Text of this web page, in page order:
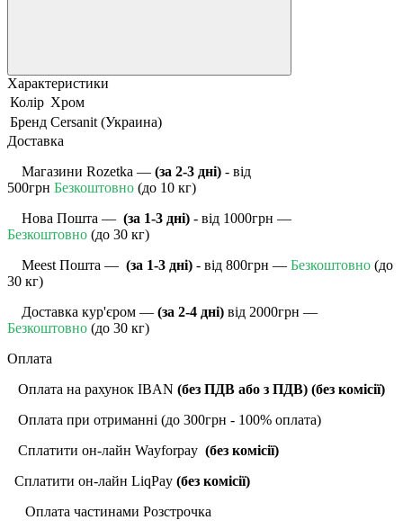
Характеристики
Колір Хром
Бренд Cersanit (Украина)
Доставка
Магазини Rozetka — (за 2-3 дні) - від
500грн Безкоштовно (до 10 кг)
Нова Пошта — (за 1-3 дні) - від 1000грн —
Безкоштовно (до 30 кг)
Meest Пошта — (за 1-3 дні) - від 800грн — Безкоштовно (до
30 кг)
Доставка кур'єром — (за 2-4 дні) від 2000грн —
Безкоштовно (до 30 кг)
Оплата
Оплата на рахунок IBAN (без ПДВ або з ПДВ) (без комісії)
Оплата при отриманні (до 300грн - 100% оплата)
Сплатити он-лайн Wayforpay (без комісії)
Сплатити он-лайн LiqPay (без комісії)
Оплата частинами Розстрочка